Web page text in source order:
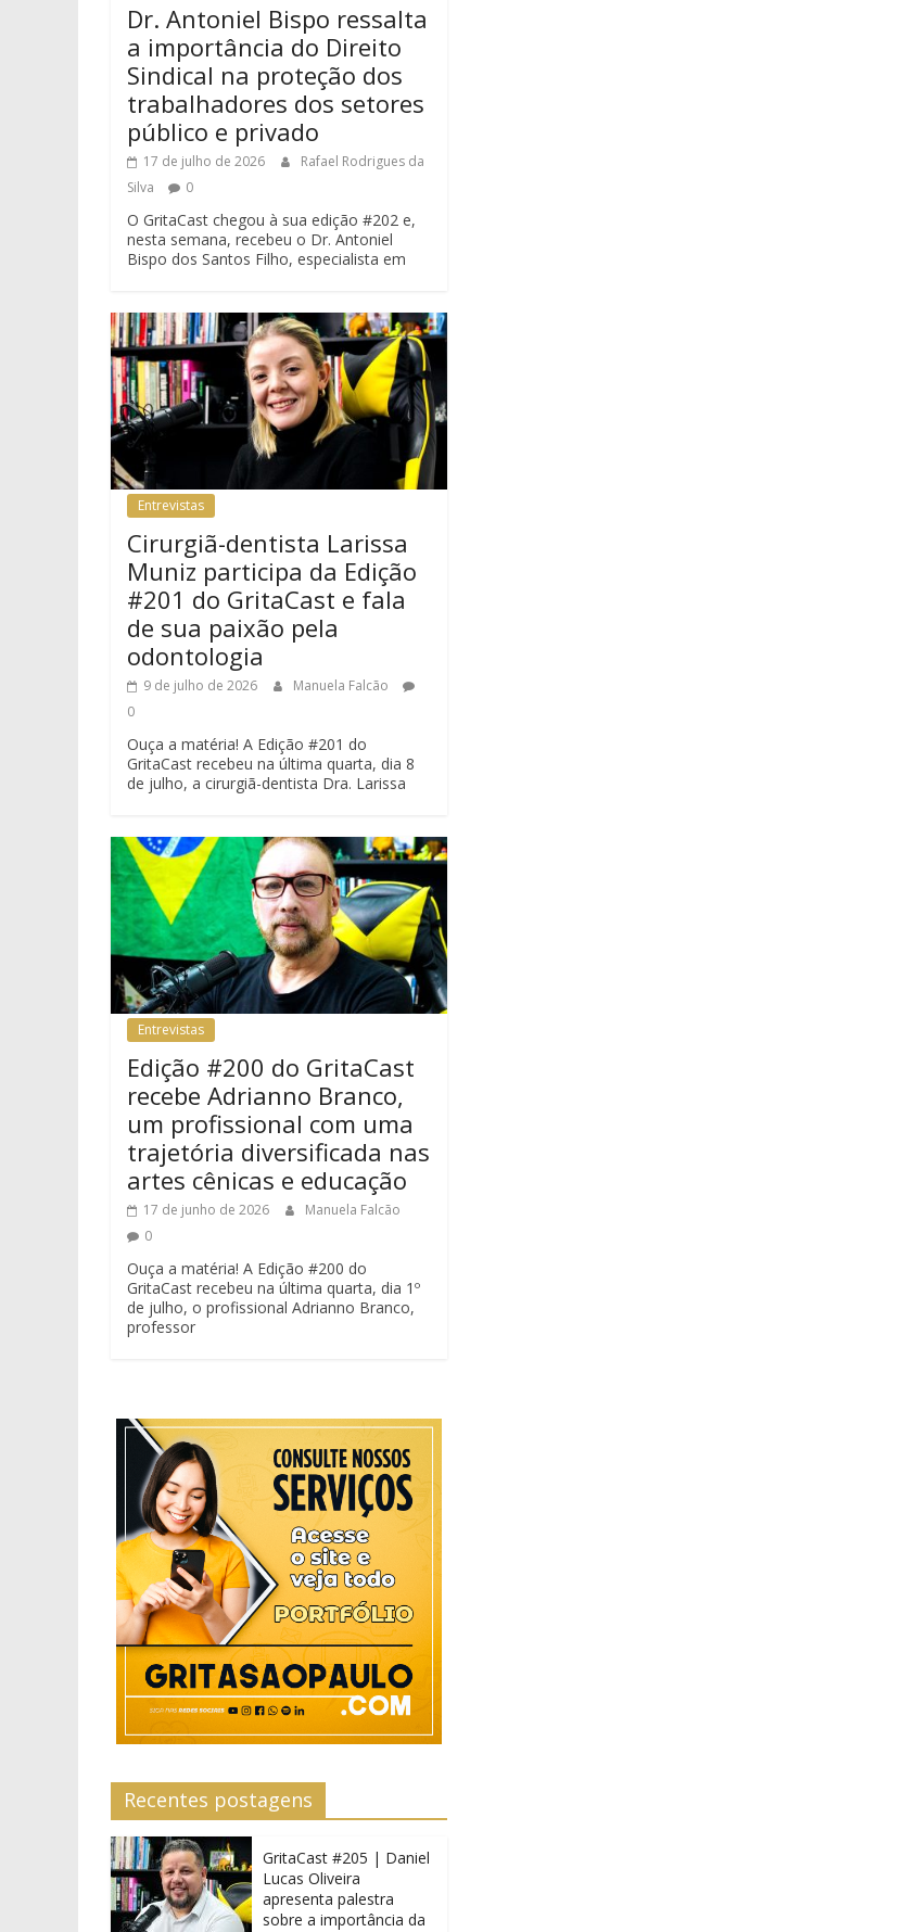
Dr. Antoniel Bispo ressalta
a importância do Direito
Sindical na proteção dos
trabalhadores dos setores
público e privado
17 de julho de 2026
Rafael Rodrigues da
Silva
0
O GritaCast chegou à sua edição #202 e,
nesta semana, recebeu o Dr. Antoniel
Bispo dos Santos Filho, especialista em
Entrevistas
Cirurgiã-dentista Larissa
Muniz participa da Edição
#201 do GritaCast e fala
de sua paixão pela
odontologia
9 de julho de 2026
Manuela Falcão
0
Ouça a matéria! A Edição #201 do
GritaCast recebeu na última quarta, dia 8
de julho, a cirurgiã-dentista Dra. Larissa
Entrevistas
Edição #200 do GritaCast
recebe Adrianno Branco,
um profissional com uma
trajetória diversificada nas
artes cênicas e educação
17 de junho de 2026
Manuela Falcão
0
Ouça a matéria! A Edição #200 do
GritaCast recebeu na última quarta, dia 1º
de julho, o profissional Adrianno Branco,
professor
Recentes postagens
GritaCast #205 | Daniel
Lucas Oliveira
apresenta palestra
sobre a importância da